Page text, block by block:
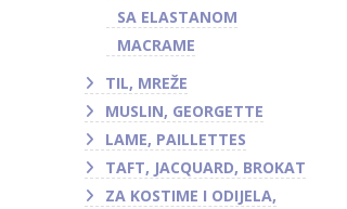
SA ELASTANOM
MACRAME
TIL, MREŽE
MUSLIN, GEORGETTE
LAME, PAILLETTES
TAFT, JACQUARD, BROKAT
ZA KOSTIME I ODIJELA,